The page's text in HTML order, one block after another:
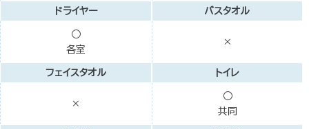
ドライヤー
○
各室
バスタオル
×
フェイスタオル
×
トイレ
○
共同